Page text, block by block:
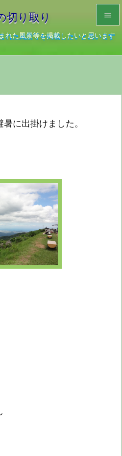
切り取り
れた風景等を掲載したいと思います


前へ
に出掛けました。